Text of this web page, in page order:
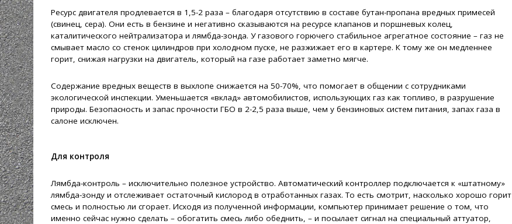
Ресурс двигателя продлевается в 1,5-2 раза – благодаря отсутствию в составе бутан-пропана вредных примесей
(свинец, сера). Они есть в бензине и негативно сказываются на ресурсе клапанов и поршневых колец,
каталитического нейтрализатора и лямбда-зонда. У газового горючего стабильное агрегатное состояние – газ не
смывает масло со стенок цилиндров при холодном пуске, не разжижает его в картере. К тому же он медленнее
горит, снижая нагрузки на двигатель, который на газе работает заметно мягче.
Содержание вредных веществ в выхлопе снижается на 50-70%, что помогает в общении с сотрудниками
экологической инспекции. Уменьшается «вклад» автомобилистов, использующих газ как топливо, в разрушение
природы. Безопасность и запас прочности ГБО в 2-2,5 раза выше, чем у бензиновых систем питания, запах газа в
салоне исключен.
Для контроля
Лямбда-контроль – исключительно полезное устройство. Автоматический контроллер подключается к «штатному»
лямбда-зонду и отслеживает остаточный кислород в отработанных газах. То есть смотрит, насколько хорошо горит
смесь и полностью ли сгорает. Исходя из полученной информации, компьютер принимает решение о том, что
именно сейчас нужно сделать – обогатить смесь либо обеднить, – и посылает сигнал на специальный аттуатор,